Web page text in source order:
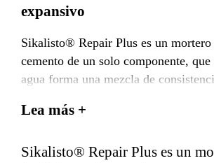
expansivo
Sikalisto® Repair Plus es un mortero
cemento de un solo componente, que
agua forma una mezcla de
posición, sobre hormigón o albañilería.
Lea más +
Sikalisto® Repair Plus es un